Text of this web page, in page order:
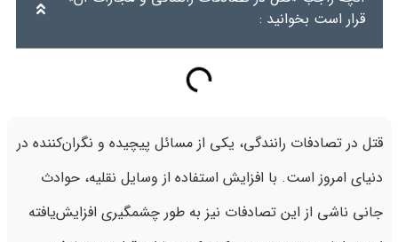
قرار است بخوانید :
قتل در تصادفات رانندگی، یکی از مسائل پیچیده و نگران‌کننده در
دنیای امروز است. با افزایش استفاده از وسایل نقلیه، حوادث
جانی ناشی از این تصادفات نیز به طور چشمگیری افزایش‌یافته